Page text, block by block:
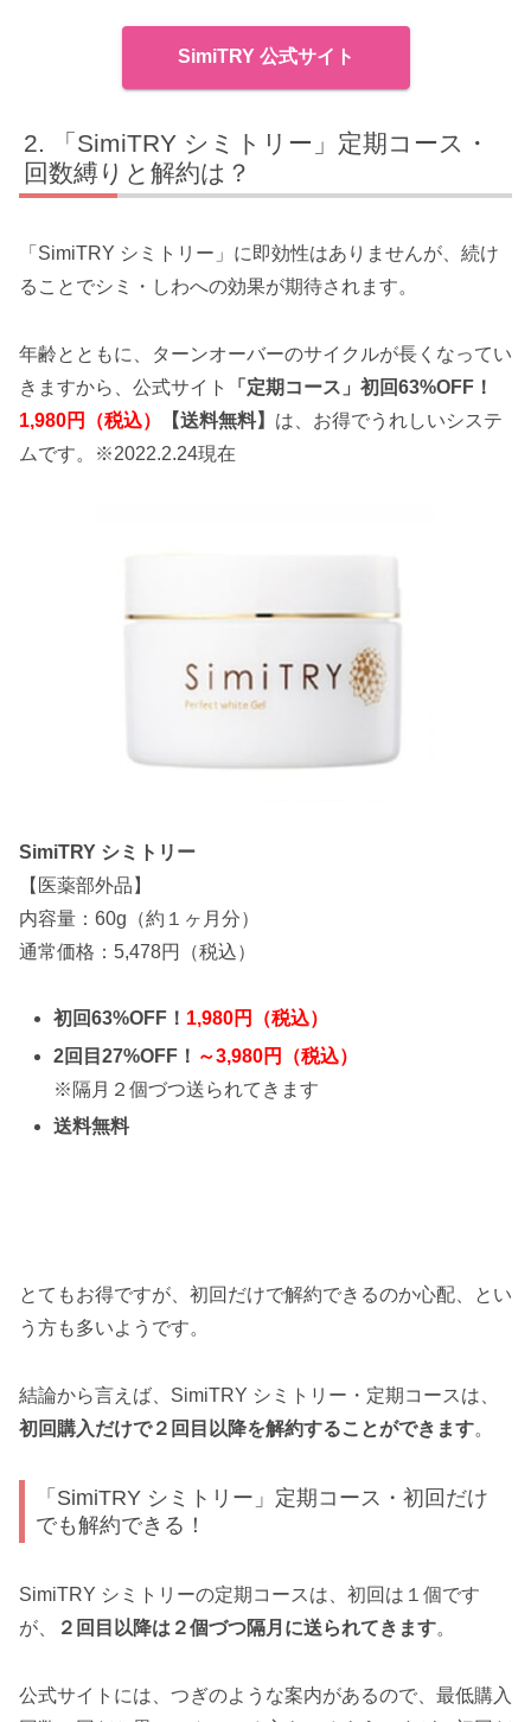
SimiTRY 公式サイト
「SimiTRY シミトリー」定期コース・
回数縛りと解約は？
「SimiTRY シミトリー」に即効性はありませんが、続け
ることでシミ・しわへの効果が期待されます。
年齢とともに、ターンオーバーのサイクルが長くなってい
きますから、公式サイト
「定期コース」初回63%OFF！
1,980円（税込）
【送料無料】 は、お得でうれしいシステ
ムです。※2022.2.24現在
SimiTRY シミトリー
【医薬部外品】
内容量：60g（約１ヶ月分）
通常価格：5,478円（税込）
初回63%OFF！ 1,980円（税込）
2回目27%OFF！ ～3,980円（税込）
※隔月２個づつ送られてきます
送料無料
とてもお得ですが、初回だけで解約できるのか心配、とい
う方も多いようです。
結論から言えば、SimiTRY シミトリー・定期コースは、
初回購入だけで２回目以降を解約することができます。
「SimiTRY シミトリー」定期コース・初回だけ
でも解約できる！
SimiTRY シミトリーの定期コースは、初回は１個です
が、
２回目以降は２個づつ隔月に送られてきます。
公式サイトには、つぎのような案内があるので、最低購入